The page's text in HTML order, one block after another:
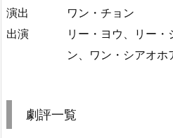
演出
ワン・チョン
出演
リー・ヨウ、リー・
ン、ワン・シアオホ
劇評一覧